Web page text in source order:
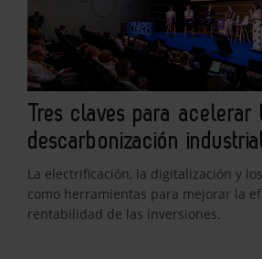
Tres claves para acelerar
descarbonización
La electrificación, la digitalización y
como herramientas para mejorar la
rentabilidad de las inversiones.